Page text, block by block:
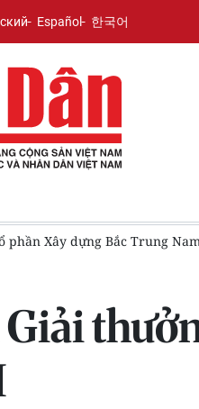
Español 한국어
cùng đất nước Thúc đẩy